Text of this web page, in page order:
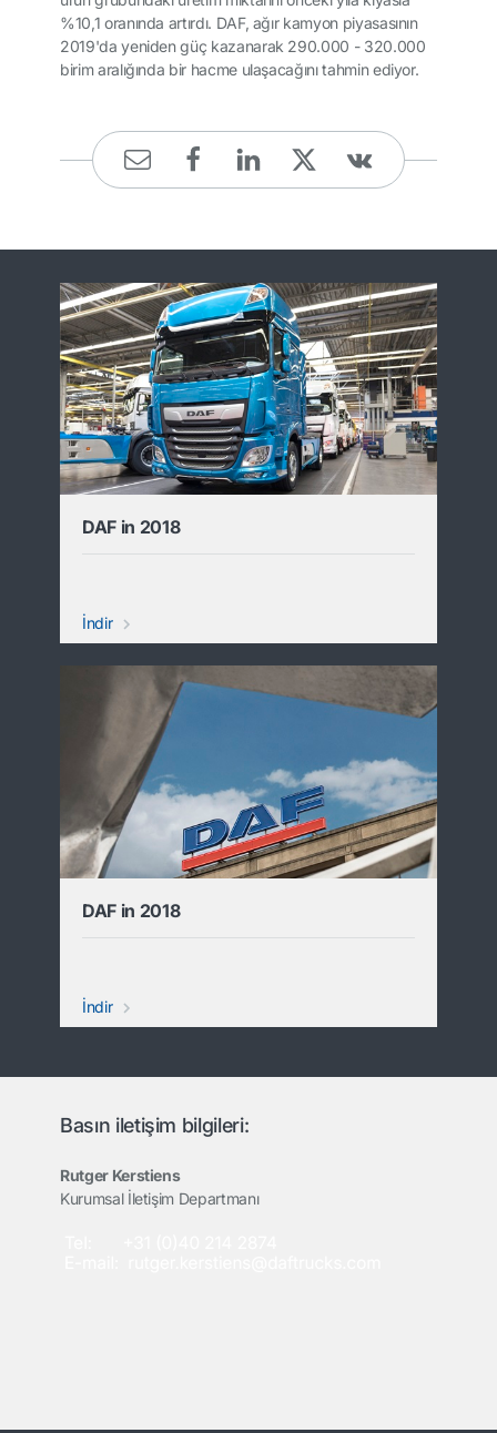
%10,1 oranında artırdı. DAF, ağır kamyon piyasasının
2019'da yeniden güç kazanarak 290.000 - 320.000
birim aralığında bir hacme ulaşacağını tahmin ediyor.
DAF in 2018
İndir
DAF in 2018
İndir
Basın iletişim bilgileri:
Rutger Kerstiens
Kurumsal İletişim Departmanı